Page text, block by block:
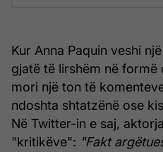
Kur Anna Paquin veshi
gjatë të lirshëm në formë
mori një ton të
ndoshta shtatzënë ose
Në Twitter-in e saj,
"kritikëve": "Fakt